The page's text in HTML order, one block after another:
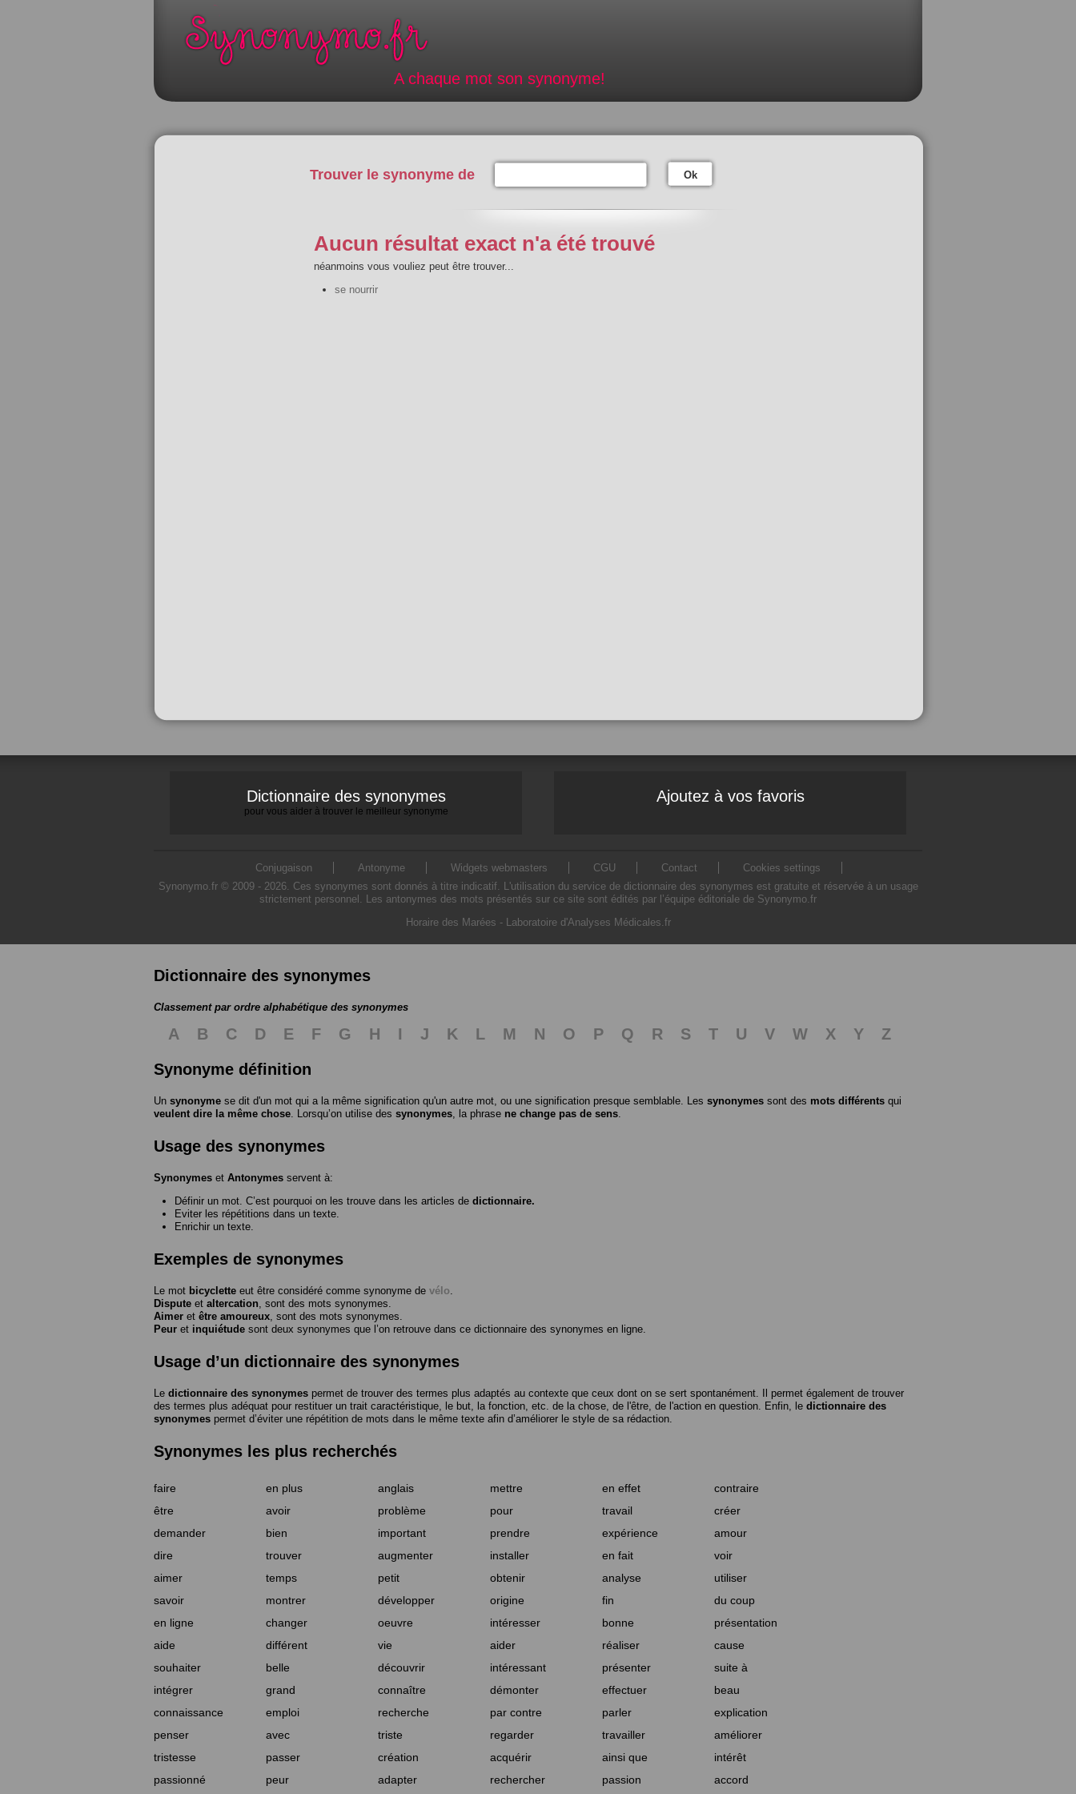
A chaque mot son synonyme!
Trouver le synonyme de Ok
Aucun résultat exact n'a été trouvé
néanmoins vous vouliez peut être trouver...
se nourrir
Dictionnaire des synonymes
pour vous aider à trouver le meilleur synonyme
Ajoutez à vos favoris
Conjugaison Antonyme Widgets webmasters CGU Contact
Cookies settings
Synonymo.fr © 2009 - 2026. Ces synonymes sont donnés à titre indicatif. L'utilisation du service de dictionnaire des synonymes est gratuite et réservée à un usage
strictement personnel. Les antonymes des mots présentés sur ce site sont édités par l’équipe éditoriale de Synonymo.fr
Horaire des Marées - Laboratoire d'Analyses Médicales.fr
Dictionnaire des synonymes
Classement par ordre alphabétique des synonymes
A B C D E F G H I J K L M N O P Q R S T U V W X Y
Z
Synonyme définition
Un synonyme se dit d'un mot qui a la même signification qu'un autre mot, ou une signification presque semblable. Les synonymes sont des mots différents qui
veulent dire la même chose . Lorsqu’on utilise des synonymes , la phrase ne change pas de sens
Usage des synonymes
Synonymes et Antonymes servent à:
Définir un mot. C’est pourquoi on les trouve dans les articles de dictionnaire.
Eviter les répétitions dans un texte.
Enrichir un texte.
Exemples de synonymes
Le mot bicyclette eut être considéré comme synonyme de vélo
Dispute et altercation , sont des mots synonymes.
Aimer et être amoureux , sont des mots synonymes.
Peur et inquiétude sont deux synonymes que l’on retrouve dans ce dictionnaire des synonymes en ligne.
Usage d’un dictionnaire des synonymes
Le dictionnaire des synonymes permet de trouver des termes plus adaptés au contexte que ceux dont on se sert spontanément. Il permet également de trouver
des termes plus adéquat pour restituer un trait caractéristique, le but, la fonction, etc. de la chose, de l'être, de l'action en question. Enfin, le dictionnaire des
synonymes permet d’éviter une répétition de mots dans le même texte afin d’améliorer le style de sa rédaction.
Synonymes les plus recherchés
faire en plus anglais mettre en effet
contraire
être
avoir problème pour travail
créer
demander
bien important prendre expérience
amour
dire
trouver augmenter installer en fait
voir
aimer
temps petit obtenir analyse
utiliser
savoir
montrer développer origine fin
du coup
en ligne
changer oeuvre intéresser bonne
présentation
aide
différent vie aider réaliser
cause
souhaiter
belle découvrir intéressant présenter
suite à
intégrer
grand connaître démonter effectuer
beau
connaissance
emploi recherche par contre parler
explication
penser
avec triste regarder travailler
améliorer
tristesse
passer création acquérir ainsi que
intérêt
passionné
peur adapter rechercher passion accord